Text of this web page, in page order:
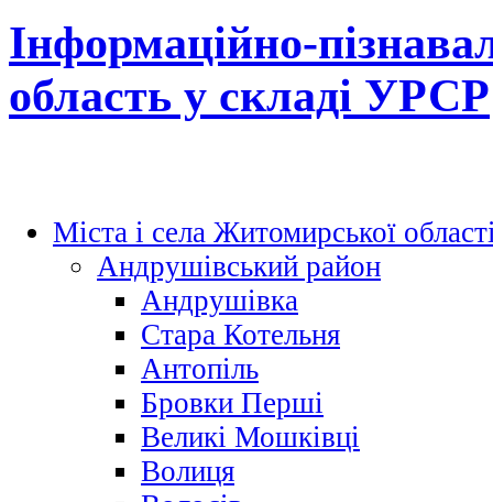
Інформаційно-
область у складі УРСР
Міста і села Житомирської
Андрушівський район
Андрушівка
Стара Котельня
Антопіль
Бровки Перші
Великі Мошківці
Волиця